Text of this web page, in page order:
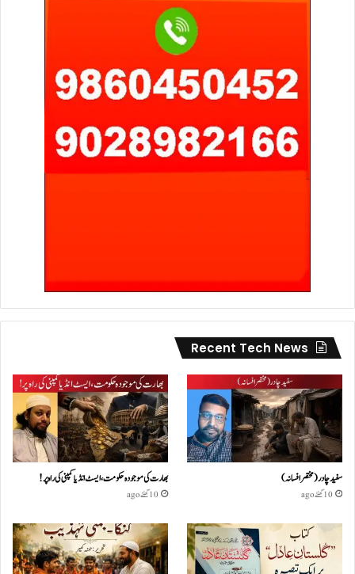
Recent Tech News
سفید چادر( مختصر افسانہ)
10 گھنٹے ago
بھارت کی موجودہ حکومت،ایسٹ انڈیا کمپنی کی راہ پر!
10 گھنٹے ago